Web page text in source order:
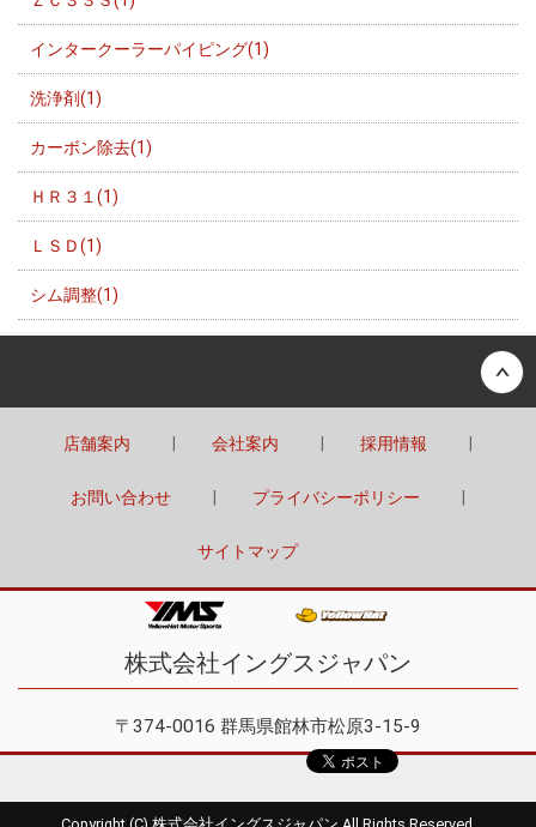
インタークーラーパイピング(1)
洗浄剤(1)
カーボン除去(1)
ＨＲ３１(1)
ＬＳＤ(1)
シム調整(1)
店舗案内 会社案内 採用情報
お問い合わせ プライバシーポリシー
サイトマップ
株式会社イングスジャパン
〒374-0016 群馬県館林市松原3-15-9